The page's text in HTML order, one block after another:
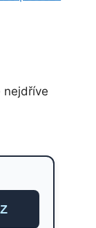
nejdříve